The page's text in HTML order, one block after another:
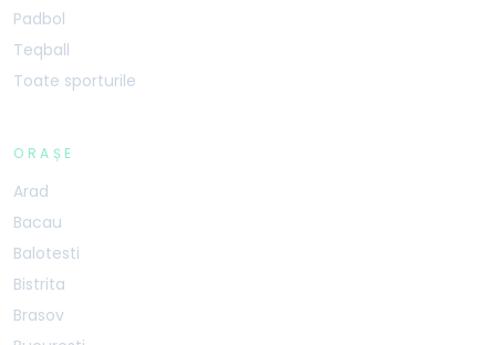
Padbol
Teqball
Toate sporturile
ORAȘE
Arad
Bacau
Balotesti
Bistrita
Brasov